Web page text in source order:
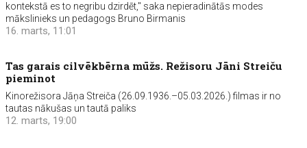
kontekstā es to negribu dzirdēt," saka nepieradinātās modes
mākslinieks un pedagogs Bruno Birmanis
16. marts, 11:01
Tas garais cilvēkbērna mūžs. Režisoru Jāni Streiču
pieminot
Kinorežisora Jāņa Streiča (26.09.1936.–05.03.2026.) filmas ir no
tautas nākušas un tautā paliks
12. marts, 19:00